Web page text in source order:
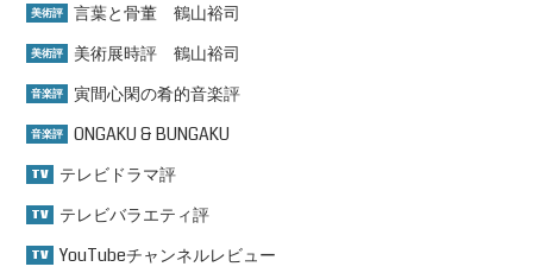
美術評 言葉と骨董 鶴山裕司
美術評 美術展時評 鶴山裕司
音楽評 寅間心閑の肴的音楽評
音楽評 ONGAKU & BUNGAKU
TV テレビドラマ評
TV テレビバラエティ評
TV YouTubeチャンネルレビュー